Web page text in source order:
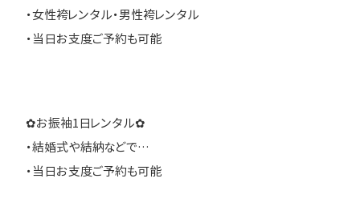
・女性袴レンタル・男性袴レンタル
・当日お支度ご予約も可能
✿お振袖1日レンタル✿
・結婚式や結納などで…
・当日お支度ご予約も可能